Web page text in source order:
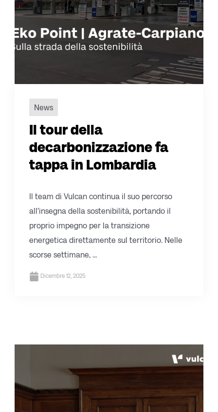
News
Il tour della
decarbonizzazione fa
tappa in Lombardia
Il team di Vulcan continua il suo percorso
all’insegna della sostenibilità, portando il
proprio impegno per la transizione
energetica direttamente sul territorio. Nelle
scorse settimane, ...
Dicembre 12, 2025